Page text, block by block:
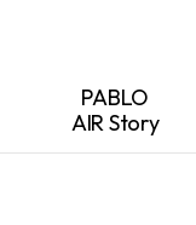
PABLO
AIR Story